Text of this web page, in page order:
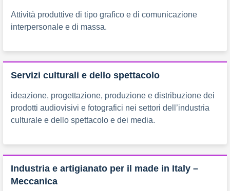
Attività produttive di tipo grafico e di comunicazione
interpersonale e di massa.
Servizi culturali e dello spettacolo
ideazione, progettazione, produzione e distribuzione dei
prodotti audiovisivi e fotografici nei settori dell’industria
culturale e dello spettacolo e dei media.
Industria e artigianato per il made in Italy –
Meccanica